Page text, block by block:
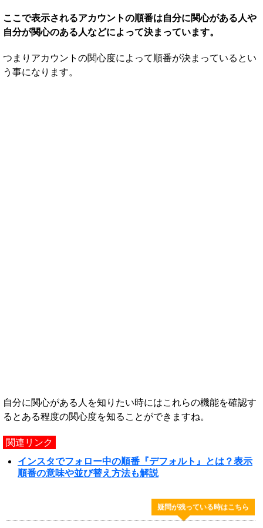
ここで表示されるアカウントの順番は自分に関心がある人や
自分が関心のある人などによって決まっています。
つまりアカウントの関心度によって順番が決まっているとい
う事になります。
自分に関心がある人を知りたい時にはこれらの機能を確認す
るとある程度の関心度を知ることができますね。
関連リンク
インスタでフォロー中の順番『デフォルト』とは？表示
順番の意味や並び替え方法も解説
疑問が残っている時はこちら